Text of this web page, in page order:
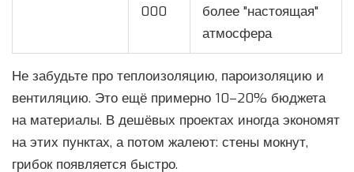
000
более "настоящая"
атмосфера
Не забудьте про теплоизоляцию, пароизоляцию и
вентиляцию. Это ещё примерно 10–20% бюджета
на материалы. В дешёвых проектах иногда экономят
на этих пунктах, а потом жалеют: стены мокнут,
грибок появляется быстро.